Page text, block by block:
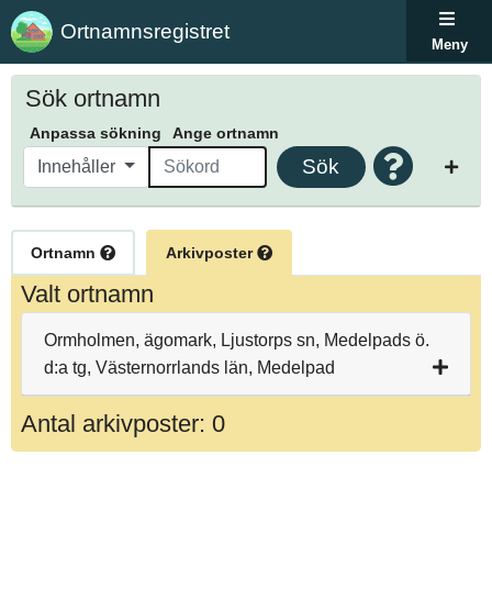
Ortnamnsregistret
Meny
Sök ortnamn
Anpassa sökning Ange ortnamn
Innehåller Sök
Ortnamn Arkivposter
Valt ortnamn
Ormholmen, ägomark, Ljustorps sn, Medelpads ö.
d:a tg, Västernorrlands län, Medelpad
Antal arkivposter: 0